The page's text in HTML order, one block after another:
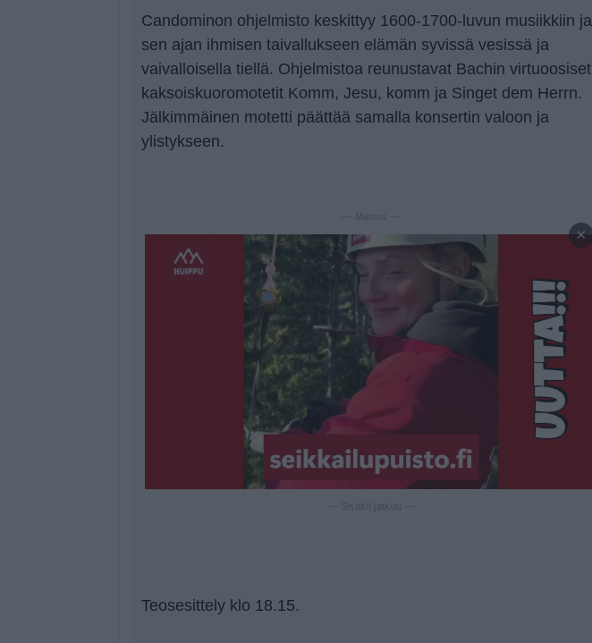
Candominon ohjelmisto keskittyy 1600-1700-luvun musiikkiin ja
sen ajan ihmisen taivallukseen elämän syvissä vesissä ja
vaivalloisella tiellä. Ohjelmistoa reunustavat Bachin virtuoosiset
kaksoiskuoromotetit Komm, Jesu, komm ja Singet dem Herrn.
Jälkimmäinen motetti päättää samalla konsertin valoon ja
ylistykseen.
— Mainos —
×
Teosesittely klo 18.15.